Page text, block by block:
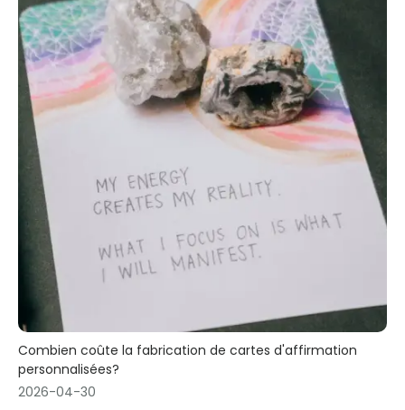
Combien coûte la fabrication de cartes d'affirmation
personnalisées?
2026-04-30